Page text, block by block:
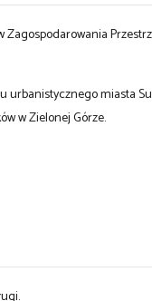
urbanistycznego miasta
w Zielonej Górze.